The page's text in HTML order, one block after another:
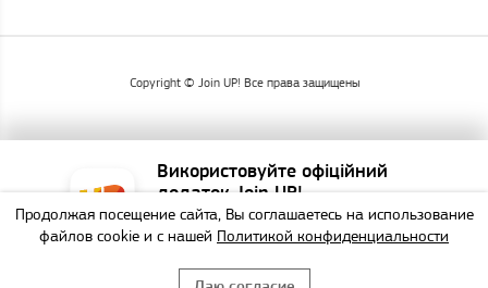
Copyright © Join UP! Все права защищены
Продолжая посещение сайта, Вы соглашаетесь на использование
файлов cookie и с нашей Политикой конфиденциальности
Використовуйте офіційний
додаток Join UP!
Найзручніший спосіб
забронювати тур!